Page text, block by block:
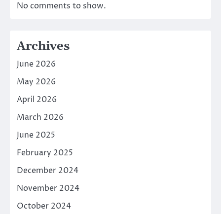
No comments to show.
Archives
June 2026
May 2026
April 2026
March 2026
June 2025
February 2025
December 2024
November 2024
October 2024